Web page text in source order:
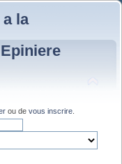
la
ou de vous inscrire